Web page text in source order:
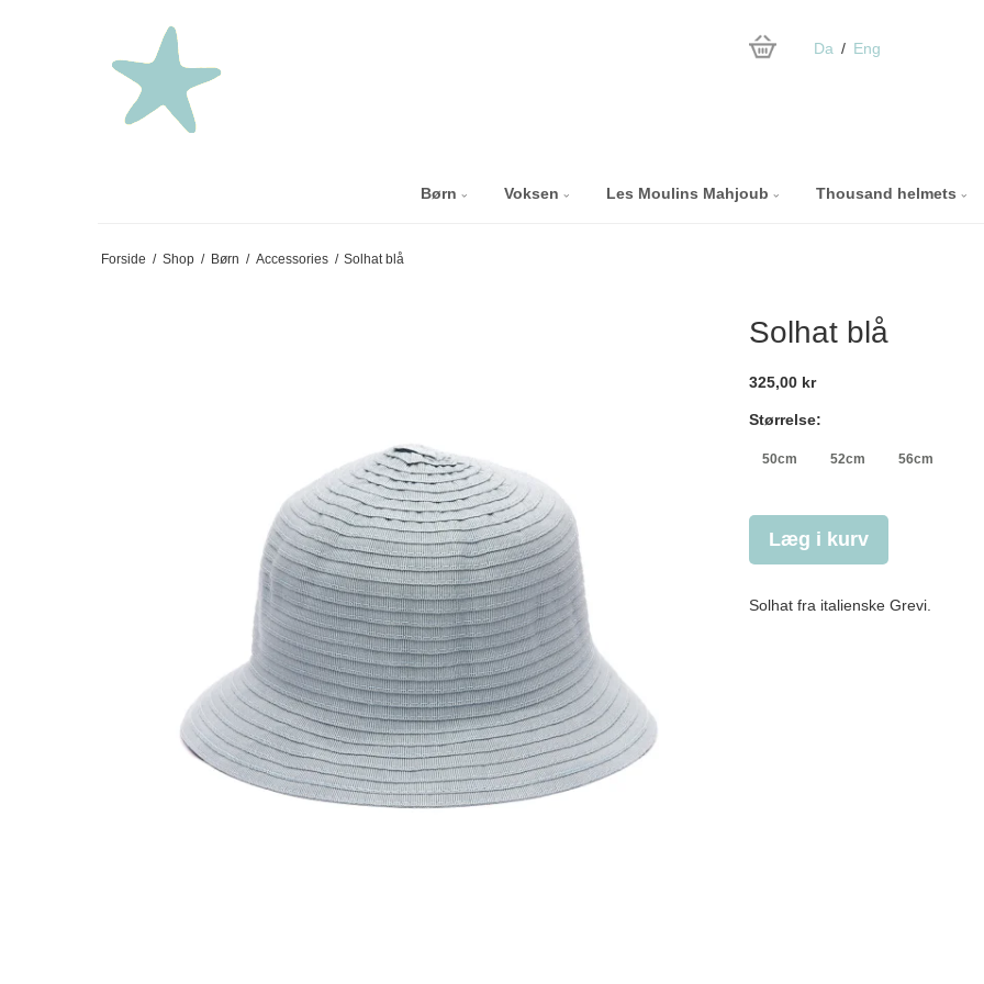
Da Eng
Børn Voksen Les Moulins Mahjoub Thousand helmets
Forside / Shop / Børn / Accessories / Solhat blå
Solhat blå
325,00 kr
Størrelse:
50cm 52cm 56cm
Læg i kurv
Solhat fra italienske Grevi.